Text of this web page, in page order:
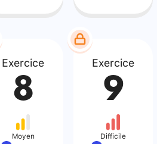
Exercice
8
Moyen
Exercice
9
Difficile